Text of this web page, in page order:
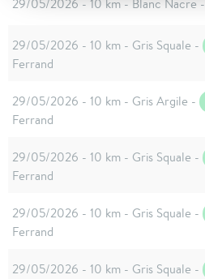
29/05/2026 - 10 km - Blanc Nacre -
29/05/2026 - 10 km - Gris Squale -
Ferrand
29/05/2026 - 10 km - Gris Argile -
Ferrand
29/05/2026 - 10 km - Gris Squale -
Ferrand
29/05/2026 - 10 km - Gris Squale -
Ferrand
29/05/2026 - 10 km - Gris Squale -